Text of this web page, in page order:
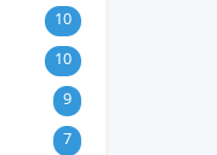
10
10
9
7